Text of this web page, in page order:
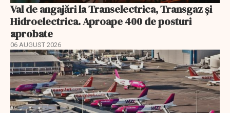
Val de angajări la Transelectrica, Transgaz și
Hidroelectrica. Aproape 400 de posturi
aprobate
06 AUGUST 2026